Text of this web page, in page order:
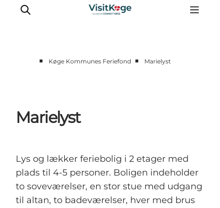
Kano
Det sker
Overnatning
Outdoor
■ Køge Kommunes Feriefond ■ Marielyst
Marielyst
Lys og lækker feriebolig i 2 etager med
plads til 4-5 personer. Boligen indeholder
to soveværelser, en stor stue med udgang
til altan, to badeværelser, hver med brus